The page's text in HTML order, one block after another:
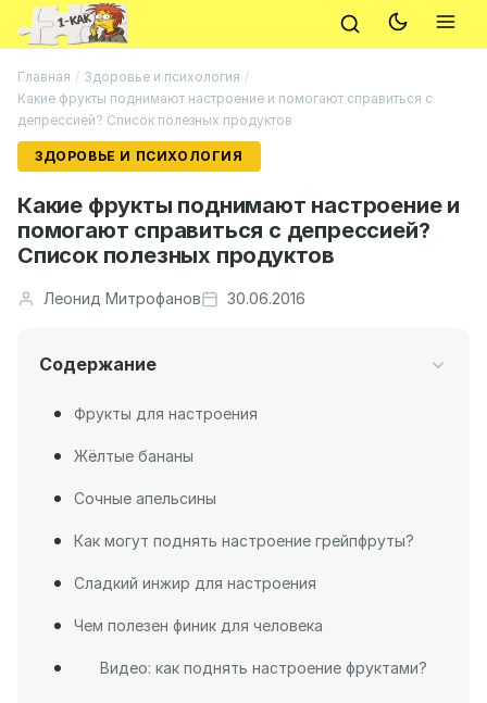
Главная / Здоровье и психология /
Какие фрукты поднимают настроение и помогают справиться с
депрессией? Список полезных продуктов
ЗДОРОВЬЕ И ПСИХОЛОГИЯ
Какие фрукты поднимают настроение и
помогают справиться с депрессией?
Список полезных продуктов
Леонид Митрофанов 30.06.2016
Содержание
Фрукты для настроения
Жёлтые бананы
Сочные апельсины
Как могут поднять настроение грейпфруты?
Сладкий инжир для настроения
Чем полезен финик для человека
Видео: как поднять настроение фруктами?